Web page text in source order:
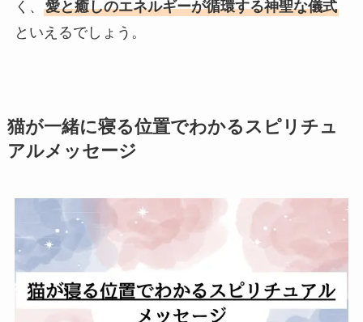
く、 愛と癒しのエネルギーが循環する神聖な儀式
といえるでしょう。
猫が一緒に寝る位置でわかるスピリチュ
アルメッセージ